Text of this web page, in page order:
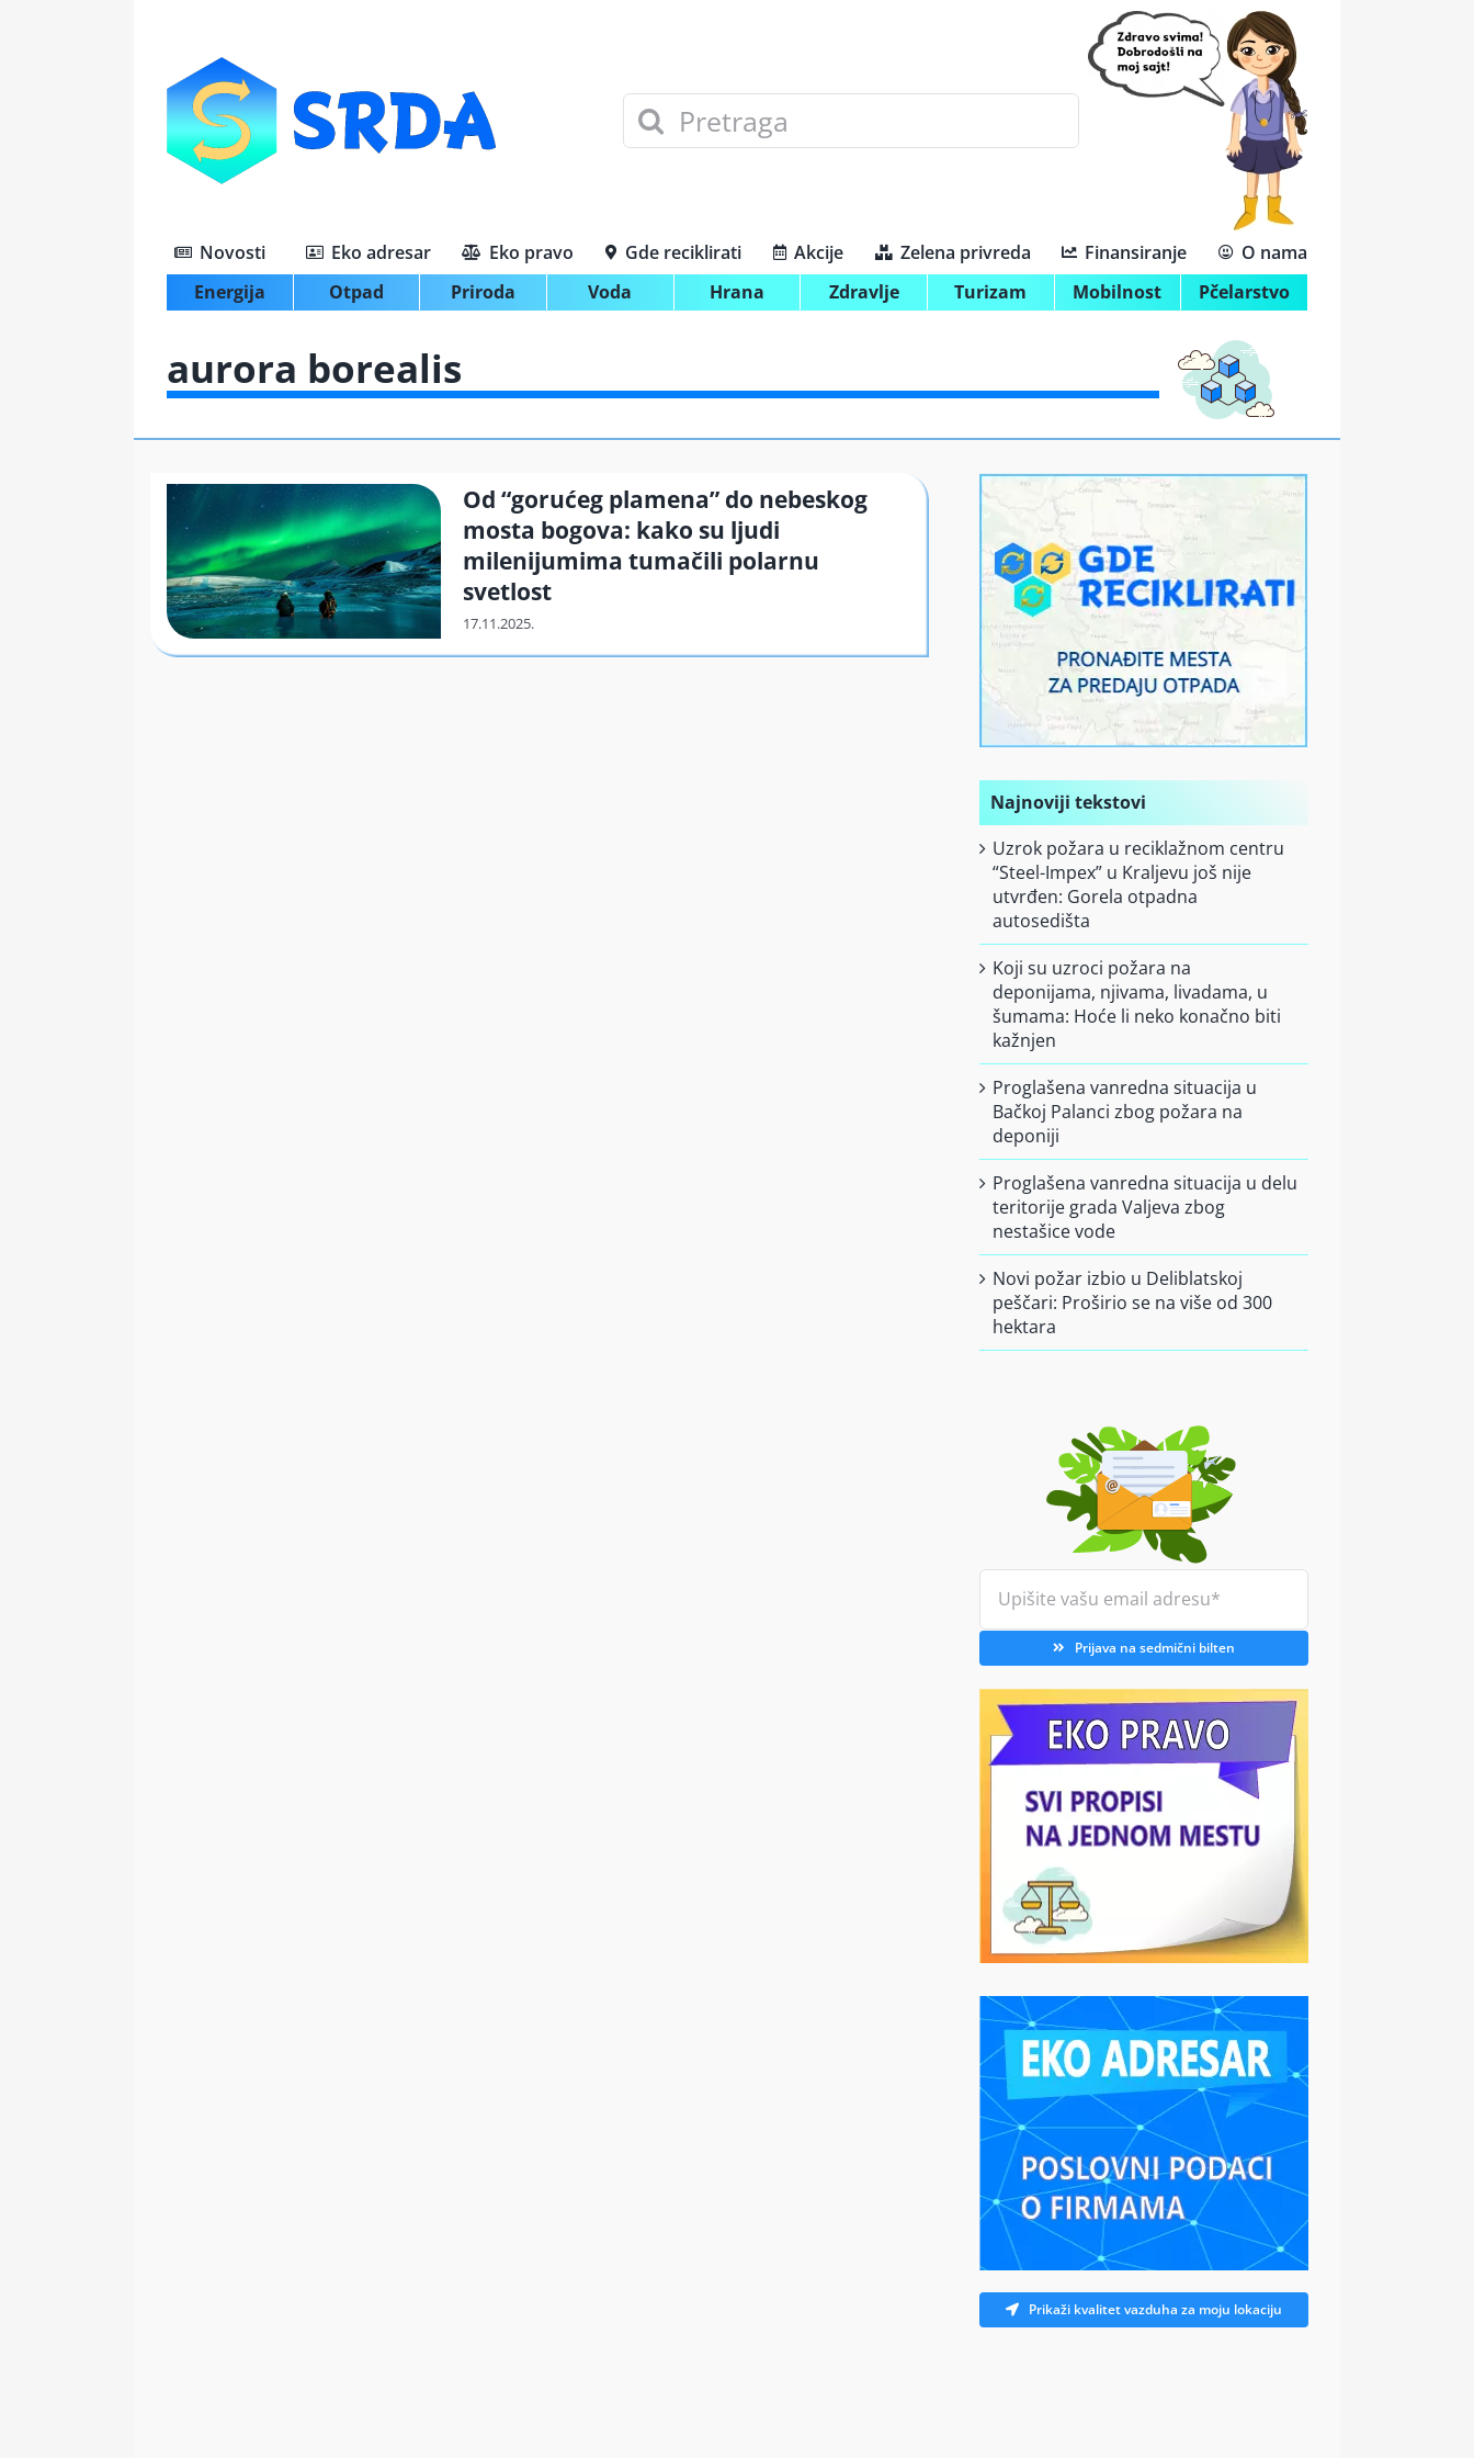
Search
for:
Novosti
Energija
Otpad Priroda Voda Hrana Zdravlje Turizam Mobilnost Pčelarstvo
Eko adresar Eko pravo Gde reciklirati Akcije Zelena privreda Finansiranje O nama
aurora borealis
Od “gorućeg plamena” do nebeskog
mosta bogova: kako su ljudi
milenijumima tumačili polarnu
svetlost
Najnoviji tekstovi
Uzrok požara u reciklažnom centru
“Steel-Impex” u Kraljevu još nije
utvrđen: Gorela otpadna
autosedišta
Koji su uzroci požara na
deponijama, njivama, livadama, u
šumama: Hoće li neko konačno biti
kažnjen
Proglašena vanredna situacija u
Bačkoj Palanci zbog požara na
deponiji
Proglašena vanredna situacija u delu
teritorije grada Valjeva zbog
nestašice vode
Novi požar izbio u Deliblatskoj
peščari: Proširio se na više od 300
hektara
Prijava na sedmični bilten
Prikaži kvalitet vazduha za moju lokaciju